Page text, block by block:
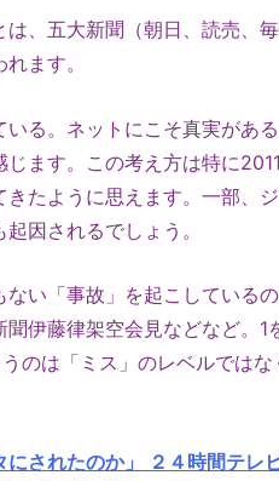
は、五大新聞（朝日、読売、
ます。
いる。ネットにこそ真実があ
ます。この考え方は特に
たように思えます。一部、
因されるでしょう。
い「事故」を起こしている
伊藤律架空会見などなど。1
のは「ミス」のレベルでは
にされたのか」 ２４時間テ